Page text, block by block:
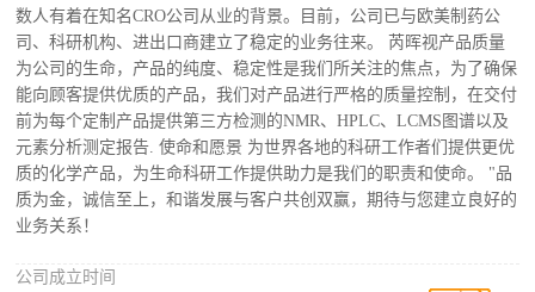
数人有着在知名CRO公司从业的背景。目前，公司已与欧美制药公
司、科研机构、进出口商建立了稳定的业务往来。 芮晖视产品质量
为公司的生命，产品的纯度、稳定性是我们所关注的焦点，为了确保
能向顾客提供优质的产品，我们对产品进行严格的质量控制，在交付
前为每个定制产品提供第三方检测的NMR、HPLC、LCMS图谱以及
元素分析测定报告. 使命和愿景 为世界各地的科研工作者们提供更优
质的化学产品，为生命科研工作提供助力是我们的职责和使命。 "品
质为金，诚信至上，和谐发展与客户共创双赢，期待与您建立良好的
业务关系！
公司成立时间